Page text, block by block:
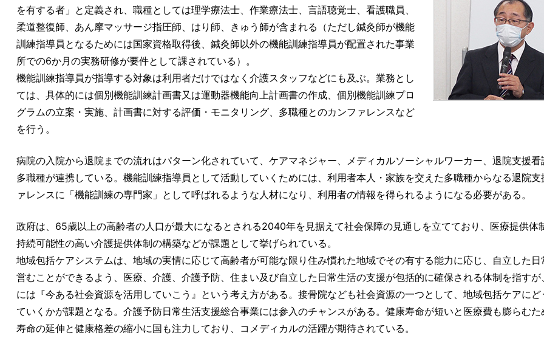
を有する者」と定義され、職種としては理学療法士、作業療法士、言語聴覚士、看護職員、
柔道整復師、あん摩マッサージ指圧師、はり師、きゅう師が含まれる（ただし鍼灸師が機能
訓練指導員となるためには国家資格取得後、鍼灸師以外の機能訓練指導員が配置された事業
所での6か月の実務研修が要件として課されている）。
機能訓練指導員が指導する対象は利用者だけではなく介護スタッフなどにも及ぶ。業務とし
ては、具体的には個別機能訓練計画書又は運動器機能向上計画書の作成、個別機能訓練プロ
グラムの立案・実施、計画書に対する評価・モニタリング、多職種とのカンファレンスなど
を行う。
病院の入院から退院までの流れはパターン化されていて、ケアマネジャー、メディカルソーシャルワーカー、退院支援看
多職種が連携している。機能訓練指導員として活動していくためには、利用者本人・家族を交えた多職種からなる退院支
ァレンスに「機能訓練の専門家」として呼ばれるような人材になり、利用者の情報を得られるようになる必要がある。
政府は、65歳以上の高齢者の人口が最大になるとされる2040年を見据えて社会保障の見通しを立てており、医療提供体
持続可能性の高い介護提供体制の構築などが課題として挙げられている。
地域包括ケアシステムは、地域の実情に応じて高齢者が可能な限り住み慣れた地域でその有する能力に応じ、自立した日
営むことができるよう、医療、介護、介護予防、住まい及び自立した日常生活の支援が包括的に確保される体制を指すが
には『今ある社会資源を活用していこう』という考え方がある。接骨院なども社会資源の一つとして、地域包括ケアにど
ていくかが課題となる。介護予防日常生活支援総合事業には参入のチャンスがある。健康寿命が短いと医療費も膨らむた
寿命の延伸と健康格差の縮小に国も注力しており、コメディカルの活躍が期待されている。